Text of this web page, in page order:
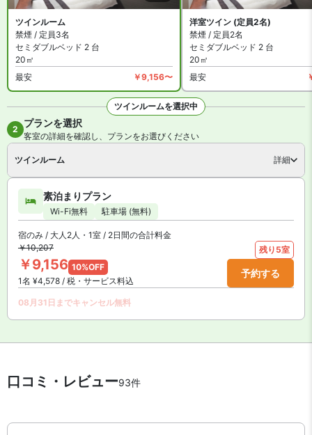
ツインルーム
禁煙 / 定員3名
セミダブルベッド 2 台
20㎡
最安
￥9,156〜
洋室ツイン (定員2名)
禁煙 / 定員2名
セミダブルベッド 2 台
20㎡
最安
ツインルームを選択中
2 プランを選択
客室の詳細を確認し、プランをお選びください
ツインルーム 詳細
素泊まりプラン
Wi-Fi無料 駐車場 (無料)
宿のみ / 大人2人・1室 / 2日間の合計料金
￥10,207
￥9,156 10%OFF
1名 ¥4,578 / 税・サービス料込
残り5室
予約する
08月31日までキャンセル無料
口コミ・レビュー93件